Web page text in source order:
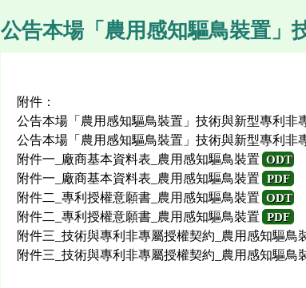
公告本場「農用感知驅鳥裝置」
附件：
公告本場「農用感知驅鳥裝置」技術與新型專利非
公告本場「農用感知驅鳥裝置」技術與新型專利非
附件一_廠商基本資料表_農用感知驅鳥裝置 ODT
附件一_廠商基本資料表_農用感知驅鳥裝置 PDF
附件二_專利授權意願書_農用感知驅鳥裝置 ODT
附件二_專利授權意願書_農用感知驅鳥裝置 PDF
附件三_技術與專利非專屬授權契約_農用感知驅鳥
附件三_技術與專利非專屬授權契約_農用感知驅鳥